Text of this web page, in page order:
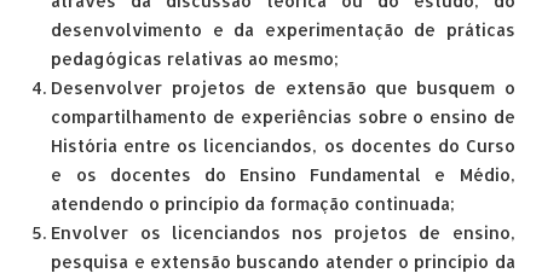
desenvolvimento e da experimentação de práticas
pedagógicas relativas ao mesmo;
Desenvolver projetos de extensão que busquem o
compartilhamento de experiências sobre o ensino de
História entre os licenciandos, os docentes do Curso
e os docentes do Ensino Fundamental e Médio,
atendendo o princípio da formação continuada;
Envolver os licenciandos nos projetos de ensino,
pesquisa e extensão buscando atender o princípio da